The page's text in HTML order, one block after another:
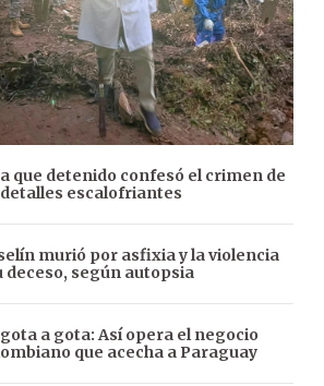
que detenido confesó el crimen de
detalles escalofriantes
murió por asfixia y la violencia
deceso, según autopsia
a gota: Así opera el negocio
que acecha a Paraguay